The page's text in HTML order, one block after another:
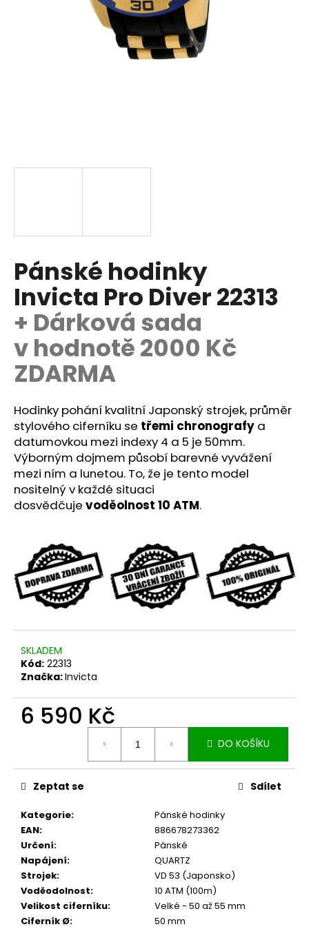
Pánské hodinky
Invicta Pro Diver 22313
+ Dárková sada
v hodnotě 2000 Kč
ZDARMA
Hodinky pohání kvalitní Japonský strojek, průměr
stylového ciferníku se třemi chronografy a
datumovkou mezi indexy 4 a 5 je 50mm.
Výborným dojmem působí barevné vyvážení
mezi ním a lunetou. To, že je tento model
nositelný v každé situaci
dosvědčuje voděolnost 10 ATM.
SKLADEM
Kód: 22313
Značka:Invicta
6 590 Kč
DO KOŠÍKU
Kategorie:
Pánské hodinky
EAN:
886678273362
Určení:
Pánské
Napájení:
QUARTZ
Strojek:
VD 53 (Japonsko)
Voděodolnost:
10 ATM (100m)
Velikost ciferníku:
Velké - 50 až 55 mm
Ciferník Ø: 50 mm
Zeptat se Sdílet
o
o
r
u
č
u
j
e
m
e